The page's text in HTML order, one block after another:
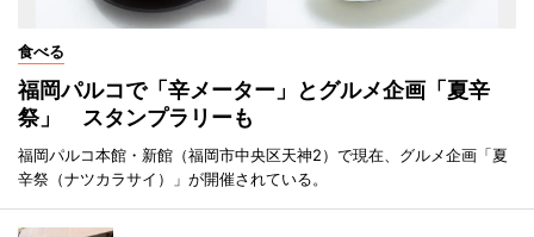
食べる
福岡パルコで「辛メーター」とグルメ企画「夏辛
祭」 スタンプラリーも
福岡パルコ本館・新館（福岡市中央区天神2）で現在、グルメ企画「夏
辛祭（ナツカラサイ）」が開催されている。